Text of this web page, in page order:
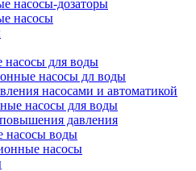
насосы-дозаторы
насосы
для воды
насосы дл воды
насосами и автоматикой
насосы для воды
давления
насосы воды
насосы